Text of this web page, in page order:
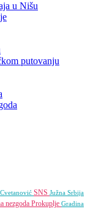
u Nišu
putovanju
SNS Južna Srbija
nezgoda Prokuplje Gradina